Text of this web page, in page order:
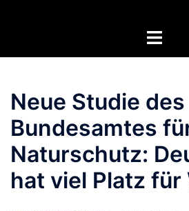
Menü
Neue Studie des
Bundesamtes
Naturschutz:
hat viel Platz für